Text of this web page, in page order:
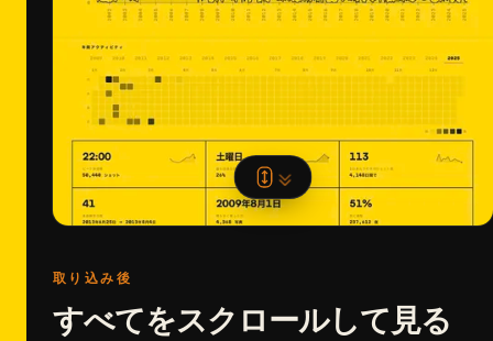
取り込み後
すべてをスクロールして見る